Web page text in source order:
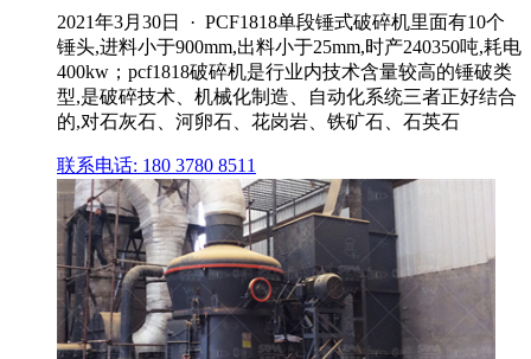
2021年3月30日 · PCF1818单段锤式破碎机里面有10个
锤头,进料小于900mm,出料小于25mm,时产240350吨,耗电
400kw；pcf1818破碎机是行业内技术含量较高的锤破类
型,是破碎技术、机械化制造、自动化系统三者正好结合
的,对石灰石、河卵石、花岗岩、铁矿石、石英石
联系电话: 180 3780 8511